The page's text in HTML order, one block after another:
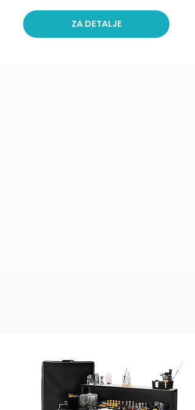
ZA DETALJE